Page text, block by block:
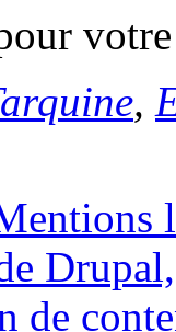
,